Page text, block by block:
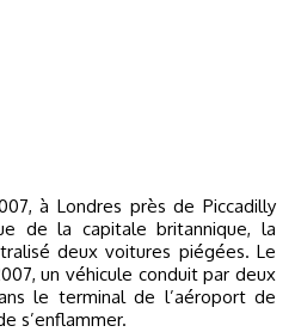
de la capitale britannique, la
deux voitures piégées. Le
un véhicule conduit par deux
le terminal de l’aéroport de
s’enflammer.